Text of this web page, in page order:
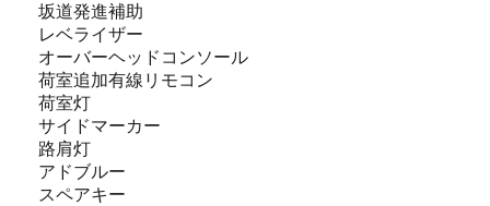
坂道発進補助
レベライザー
オーバーヘッドコンソール
荷室追加有線リモコン
荷室灯
サイドマーカー
路肩灯
アドブルー
スペアキー